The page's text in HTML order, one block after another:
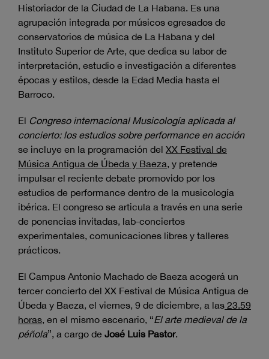
Historiador de la Ciudad de La Habana. Es una
agrupación integrada por músicos egresados de
conservatorios de música de La Habana y del
Instituto Superior de Arte, que dedica su labor de
interpretación, estudio e investigación a diferentes
épocas y estilos, desde la Edad Media hasta el
Barroco.
El Congreso internacional Musicología aplicada al
concierto: los estudios sobre performance en acción
se incluye en la programación del XX Festival de
Música Antigua de Úbeda y Baeza, y pretende
impulsar el reciente debate promovido por los
estudios de performance dentro de la musicología
ibérica. El congreso se articula a través en una serie
de ponencias invitadas, lab-conciertos
experimentales, comunicaciones libres y talleres
prácticos.
El Campus Antonio Machado de Baeza acogerá un
tercer concierto del XX Festival de Música Antigua de
Úbeda y Baeza, el viernes, 9 de diciembre, a las 23.59
horas, en el mismo escenario, “El arte medieval de la
péñola”, a cargo de José Luis Pastor.